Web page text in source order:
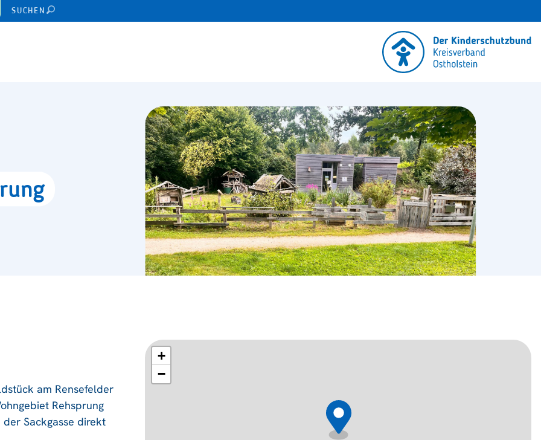
SUCHEN
am Rensefelder
Rehsprung
Sackgasse direkt
+
−